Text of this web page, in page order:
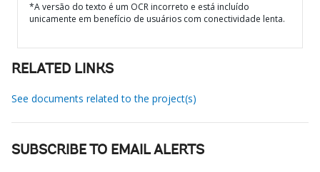
*A versão do texto é um OCR incorreto e está incluído
unicamente em benefício de usuários com conectividade lenta.
RELATED LINKS
See documents related to the project(s)
SUBSCRIBE TO EMAIL ALERTS